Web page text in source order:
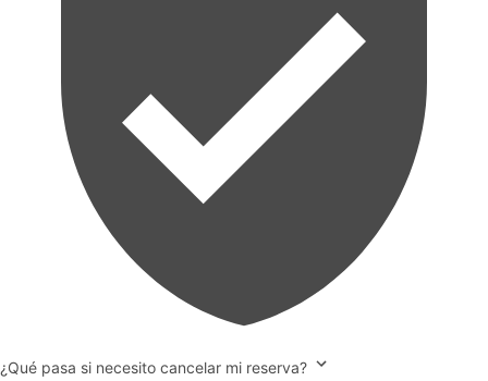
¿Qué pasa si necesito cancelar mi reserva?